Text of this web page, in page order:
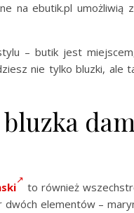
na ebutik.pl umożliwią
– butik jest
nie tylko bluzki, ale
to również
elementów –